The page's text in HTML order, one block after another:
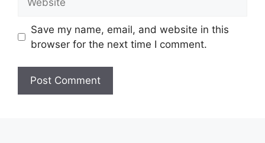
Save my name, email, and website in this
browser for the next time I comment.